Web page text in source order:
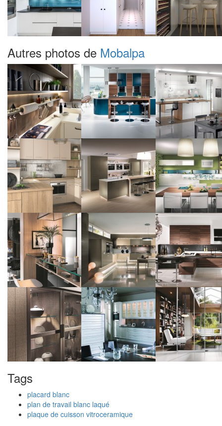
Autres photos de Mobalpa
Tags
placard blanc
plan de travail blanc laqué
plaque de cuisson vitroceramique